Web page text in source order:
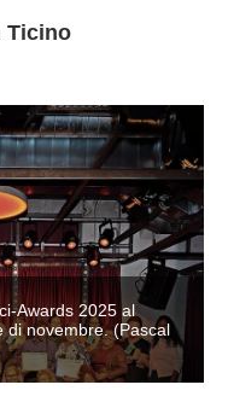
Ticino
Awards 2025 al
di novembre. (Pascal